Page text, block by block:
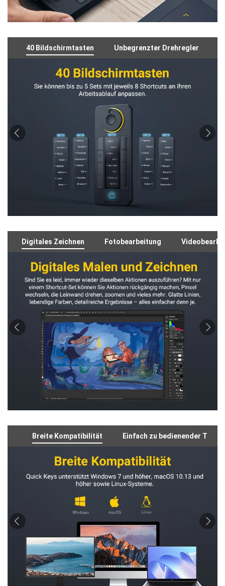
40 Bildschirmtasten Unbegrenzter Drehregler
Digitales Zeichnen Fotobearbeitung
Breite Kompatibilität Einfach zu bedienender